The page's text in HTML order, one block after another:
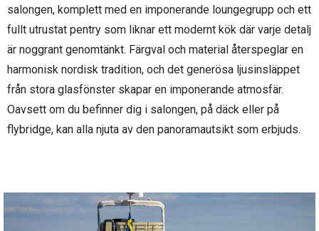
salongen, komplett med en imponerande loungegrupp och ett
fullt utrustat pentry som liknar ett modernt kök där varje detalj
är noggrant genomtänkt. Färgval och material återspeglar en
harmonisk nordisk tradition, och det generösa ljusinsläppet
från stora glasfönster skapar en imponerande atmosfär.
Oavsett om du befinner dig i salongen, på däck eller på
flybridge, kan alla njuta av den panoramautsikt som erbjuds.